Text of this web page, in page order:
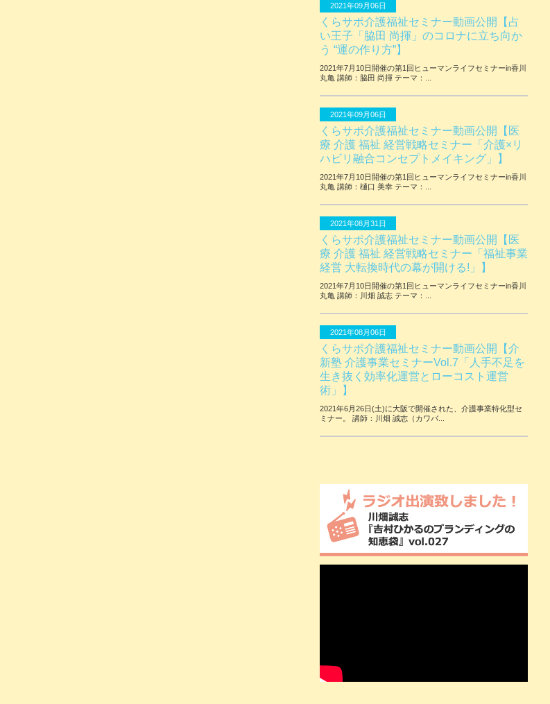
2021年09月06日
くらサポ介護福祉セミナー動画公開【占
い王子「脇田 尚揮」のコロナに立ち向か
う “運の作り方”】
2021年7月10日開催の第1回ヒューマンライフセミナーin香川
丸亀 講師：脇田 尚揮 テーマ：...
2021年09月06日
くらサポ介護福祉セミナー動画公開【医
療 介護 福祉 経営戦略セミナー「介護×リ
ハビリ融合コンセプトメイキング」】
2021年7月10日開催の第1回ヒューマンライフセミナーin香川
丸亀 講師：樋口 美幸 テーマ：...
2021年08月31日
くらサポ介護福祉セミナー動画公開【医
療 介護 福祉 経営戦略セミナー「福祉事業
経営 大転換時代の幕が開ける!」】
2021年7月10日開催の第1回ヒューマンライフセミナーin香川
丸亀 講師：川畑 誠志 テーマ：...
2021年08月06日
くらサポ介護福祉セミナー動画公開【介
新塾 介護事業セミナーVol.7「人手不足を
生き抜く効率化運営とローコスト運営
術」】
2021年6月26日(土)に大阪で開催された、介護事業特化型セ
ミナー。 講師：川畑 誠志（カワバ...